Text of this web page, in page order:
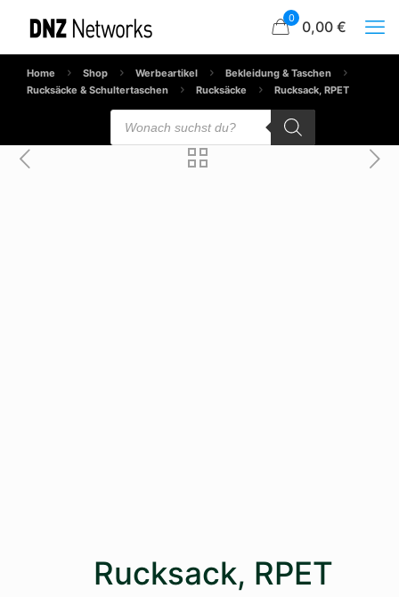
0 0,00 €
Home Shop Werbeartikel
Bekleidung & Taschen
Rucksäcke & Schultertaschen
Rucksäcke Rucksack, RPET
Products
search
Rucksack, RPET